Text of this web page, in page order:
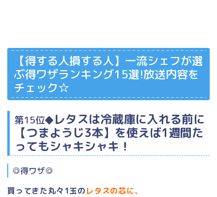
【得する人損する人】一流シェフが選
ぶ得ワザランキング15選!放送内容を
チェック☆
第15位◆レタスは冷蔵庫に入れる前に
【つまようじ3本】 を使えば1週間た
ってもシャキシャキ！
◎得ワザ◎
買ってきた丸々1玉のレタスの芯に、